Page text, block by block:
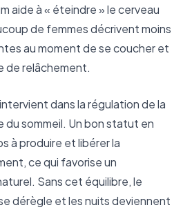
aide à « éteindre » le cerveau
de femmes décrivent moins
au moment de se coucher et
de relâchement.
dans la régulation de la
du sommeil. Un bon statut en
à produire et libérer la
ce qui favorise un
Sans cet équilibre, le
dérègle et les nuits deviennent